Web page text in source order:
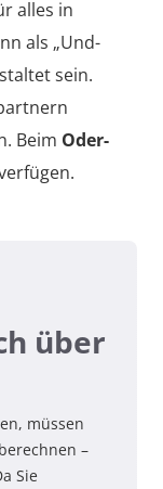
alles in
als „Und-
sein.
Beim Oder-
über
müssen
berechnen –
Sie